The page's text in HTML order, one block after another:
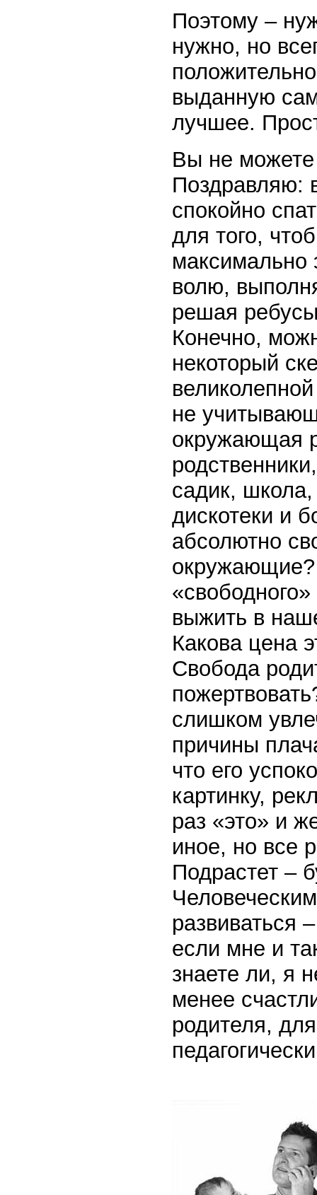
Поэтому –
нужно, но
выданную
лучшее.
Вы не
Поздравляю:
спокойно
для того,
максимально
волю,
решая
Конечно,
некоторый
не
окружающая
садик,
дискотеки и
абсолютно
окружающие?
выжить в
Какова цена
Свобода
слишком
причины
что его
картинку,
раз «это» и
иное, но все
Подрастет –
развиваться
если мне и
знаете ли, я
менее
родителя,